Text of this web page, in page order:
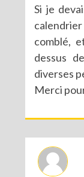
Si je
comblé,
dessus
diverses
Merci